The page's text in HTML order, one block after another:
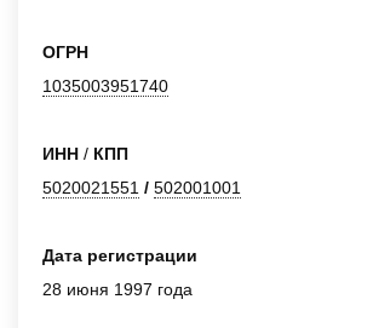
ОГРН
1035003951740
ИНН / КПП
5020021551 / 502001001
Дата регистрации
28 июня 1997 года